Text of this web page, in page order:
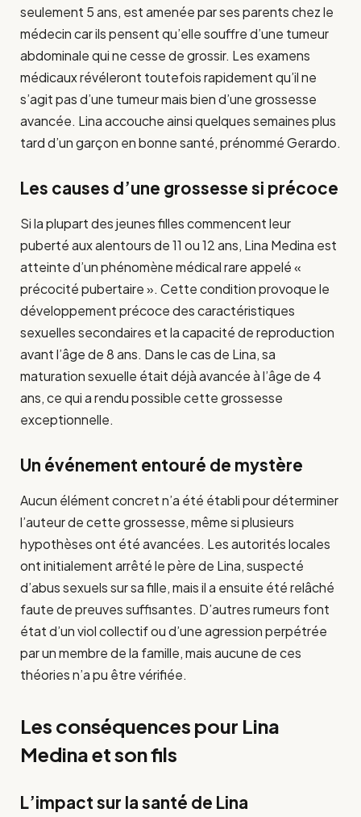
seulement 5 ans, est amenée par ses parents chez le
médecin car ils pensent qu’elle souffre d’une tumeur
abdominale qui ne cesse de grossir. Les examens
médicaux révéleront toutefois rapidement qu’il ne
s’agit pas d’une tumeur mais bien d’une grossesse
avancée. Lina accouche ainsi quelques semaines plus
tard d’un garçon en bonne santé, prénommé Gerardo.
Les causes d’une grossesse si précoce
Si la plupart des jeunes filles commencent leur
puberté aux alentours de 11 ou 12 ans, Lina Medina est
atteinte d’un phénomène médical rare appelé «
précocité pubertaire ». Cette condition provoque le
développement précoce des caractéristiques
sexuelles secondaires et la capacité de reproduction
avant l’âge de 8 ans. Dans le cas de Lina, sa
maturation sexuelle était déjà avancée à l’âge de 4
ans, ce qui a rendu possible cette grossesse
exceptionnelle.
Un événement entouré de mystère
Aucun élément concret n’a été établi pour déterminer
l’auteur de cette grossesse, même si plusieurs
hypothèses ont été avancées. Les autorités locales
ont initialement arrêté le père de Lina, suspecté
d’abus sexuels sur sa fille, mais il a ensuite été relâché
faute de preuves suffisantes. D’autres rumeurs font
état d’un viol collectif ou d’une agression perpétrée
par un membre de la famille, mais aucune de ces
théories n’a pu être vérifiée.
Les conséquences pour Lina
Medina et son fils
L’impact sur la santé de Lina